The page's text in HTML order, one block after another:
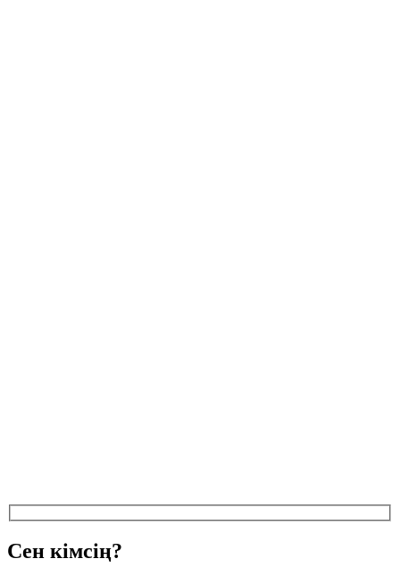
Сен кімсің?